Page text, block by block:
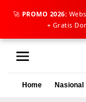
🚀 PROMO 2026:
+ Gratis
L
Home Nasional